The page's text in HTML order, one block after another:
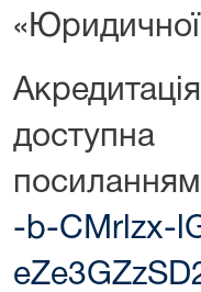
«Юридичної
-b-CMrlzx-